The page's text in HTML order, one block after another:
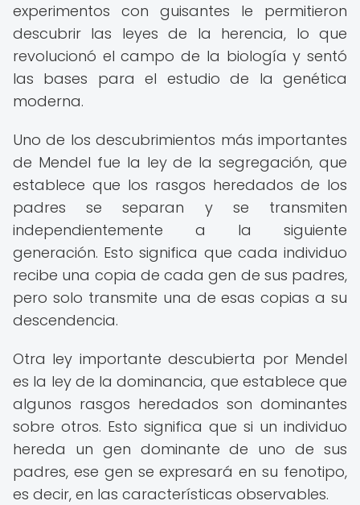
experimentos con guisantes le permitieron
descubrir las leyes de la herencia, lo que
revolucionó el campo de la biología y sentó
las bases para el estudio de la genética
moderna.
Uno de los descubrimientos más importantes
de Mendel fue la ley de la segregación, que
establece que los rasgos heredados de los
padres se separan y se transmiten
independientemente a la siguiente
generación. Esto significa que cada individuo
recibe una copia de cada gen de sus padres,
pero solo transmite una de esas copias a su
descendencia.
Otra ley importante descubierta por Mendel
es la ley de la dominancia, que establece que
algunos rasgos heredados son dominantes
sobre otros. Esto significa que si un individuo
hereda un gen dominante de uno de sus
padres, ese gen se expresará en su fenotipo,
es decir, en las características observables.